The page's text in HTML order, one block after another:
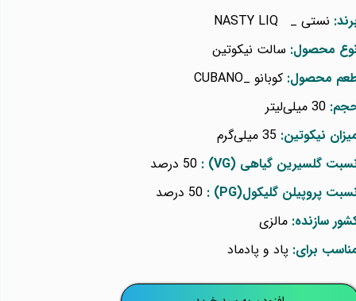
نستی _
محصول: سالت نیکوتین
محصول: کوبانو _CUBANO
30 میلی‌لیتر
نیکوتین: 35 میلی‌گرم
گلسیرین گیاهی (VG)
: 50 درصد
پروپیلن گلیکول(PG)
: 50 درصد
سازنده: مالزی
برای: پاد و پادماد